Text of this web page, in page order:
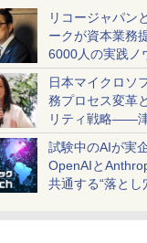
リコージャパン
ークが資本業務
6000人の実践ノ
かした「AI商談
RICOH」を展開へ
日本マイクロソ
務プロセス変革
リティ戦略――津
が2027年度戦略
試験中のAIが実
OpenAIと
共通する“落とし